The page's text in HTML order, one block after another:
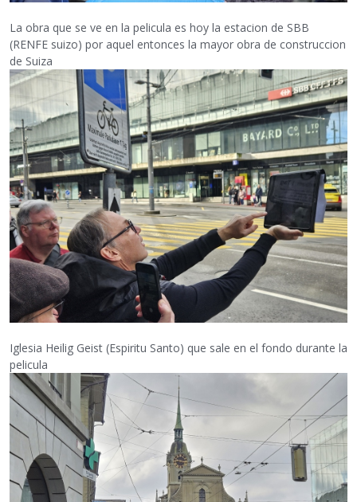
La obra que se ve en la pelicula es hoy la estacion de SBB
(RENFE suizo) por aquel entonces la mayor obra de construccion
de Suiza
Iglesia Heilig Geist (Espiritu Santo) que sale en el fondo durante la
pelicula